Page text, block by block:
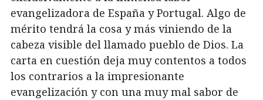
evangelizadora de España y Portugal. Algo de
mérito tendrá la cosa y más viniendo de la
cabeza visible del llamado pueblo de Dios. La
carta en cuestión deja muy contentos a todos
los contrarios a la impresionante
evangelización y con una muy mal sabor de